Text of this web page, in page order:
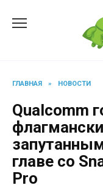
ГЛАВНАЯ » НОВОСТИ
Qualcomm
главе со
Pro